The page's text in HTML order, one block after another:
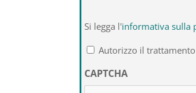
legga
l'informativa
privacy
*
Si legga l'informativa sulla
Autorizzo il
CAPTCHA